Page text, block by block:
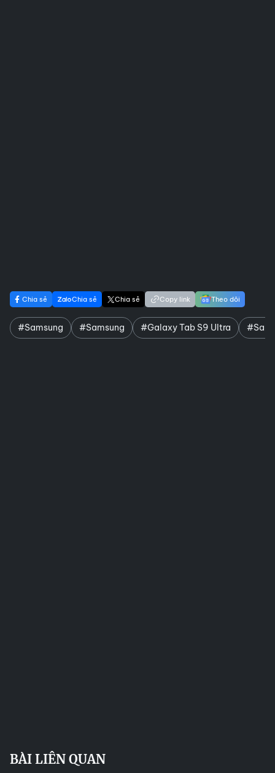
Chia sẻ Chia sẻ Chia sẻ Copy link Theo dõi
#Samsung #Samsung #Galaxy Tab S9 Ultra
BÀI LIÊN QUAN